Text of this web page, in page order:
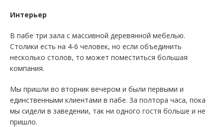
Интерьер
В пабе три зала с массивной деревянной мебелью.
Столики есть на 4-6 человек, но если объединить
несколько столов, то может поместиться большая
компания.
Мы пришли во вторник вечером и были первыми и
единственными клиентами в пабе. За полтора часа, пока
мы сидели в заведении, так ни одного гостя больше и не
пришло.